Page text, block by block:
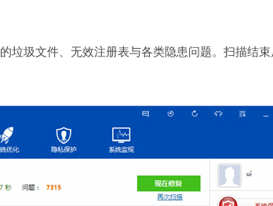
垃圾文件、无效注册表与各类隐患问题。扫描结